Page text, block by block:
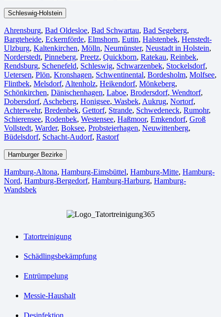
Schleswig-Holstein
Ahrensburg, Bad Oldesloe, Bad Schwartau, Bad Segeberg,
Bargteheide, Eckernförde, Elmshorn, Eutin, Halstenbek, Henstedt-
Ulzburg, Kaltenkirchen, Mölln, Neumünster, Neustadt in Holstein,
Norderstedt, Pinneberg, Preetz, Quickborn, Ratekau, Reinbek,
Rendsburg, Schenefeld, Schleswig, Schwarzenbek, Stockelsdorf,
Uetersen, Plön, Kronshagen, Schwentinental, Bordesholm, Molfsee,
Flintbek, Melsdorf, Altenholz, Heikendorf, Mönkeberg,
Schönkirchen, Dänischenhagen, Laboe, Brodersdorf, Wendtorf,
Dobersdorf, Ascheberg, Honigsee, Wasbek, Aukrug, Nortorf,
Achterwehr, Bredenbek, Gettorf, Strande, Schwedeneck, Rumohr,
Schierensee, Rodenbek, Westensee, Haßmoor, Emkendorf, Groß
Vollstedt, Warder, Boksee, Probsteierhagen, Neuwittenberg,
Büdelsdorf, Schacht-Audorf, Rastorf
Hamburger Bezirke
Hamburg-Altona, Hamburg-Eimsbüttel, Hamburg-Mitte, Hamburg-
Nord, Hamburg-Bergedorf, Hamburg-Harburg, Hamburg-
Wandsbek
Tatortreinigung
Schädlingsbekämpfung
Entrümpelung
Messie-Haushalt
Desinfektion